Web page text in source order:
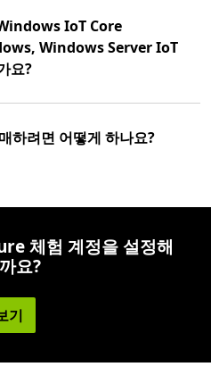
IoT Core
Windows Server IoT
요?
하려면 어떻게 하나요?
체험 계정을 설정해
요?
기